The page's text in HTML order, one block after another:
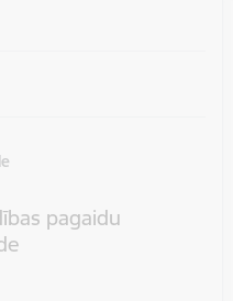
pagaidu